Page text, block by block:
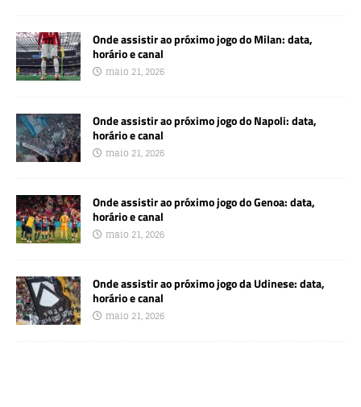
Onde assistir ao próximo jogo do Milan: data,
horário e canal
maio 21, 2026
Onde assistir ao próximo jogo do Napoli: data,
horário e canal
maio 21, 2026
Onde assistir ao próximo jogo do Genoa: data,
horário e canal
maio 21, 2026
Onde assistir ao próximo jogo da Udinese: data,
horário e canal
maio 21, 2026